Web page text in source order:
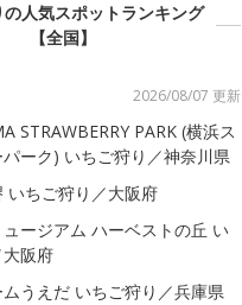
の人気スポットランキング
【全国】
2026/08/07 更新
STRAWBERRY PARK (横浜ス
パーク) いちご狩り／神奈川県
いちご狩り／大阪府
ージアム ハーベストの丘 い
阪府
うえだ いちご狩り／兵庫県